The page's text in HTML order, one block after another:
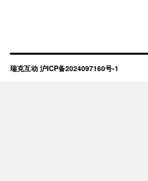
瑞克互动 沪ICP备2024097160号-1